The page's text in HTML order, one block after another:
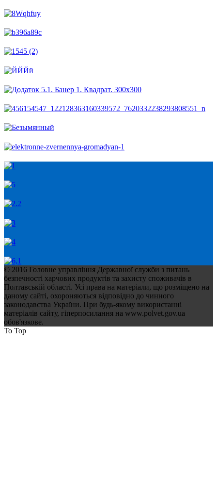
© 2016 Головне управління Державної служби з питань
безпечності харчових продуктів та захисту споживачів в
Полтавській області. Усі права на матеріали, що розміщено на
даному сайті, охороняються відповідно до чинного
законодавства України. При будь-якому використанні
матеріалів сайту, гіперпосилання на www.polvet.gov.ua
обов'язкове.
To Top